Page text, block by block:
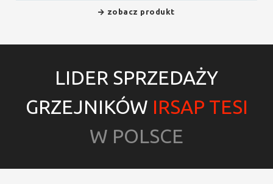
zobacz produkt
LIDER SPRZEDAŻY
GRZEJNIKÓW IRSAP TESI
W POLSCE